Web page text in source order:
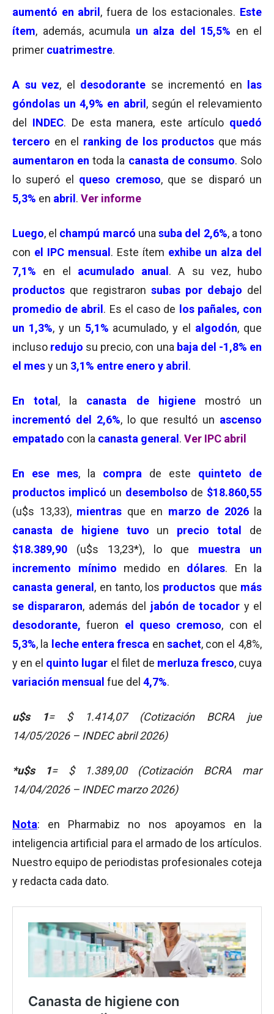
aumentó en abril , fuera de los estacionales. Este
ítem, además, acumula un alza del 15,5% en el
primer cuatrimestre.
A su vez, el desodorante se incrementó en
las
góndolas un 4,9% en abril , según el relevamiento
del
INDEC. De esta manera, este artículo quedó
tercero en el ranking de los productos que más
aumentaron en toda la canasta de consumo. Solo
lo superó el queso cremoso, que se disparó un
5,3% en abril . Ver informe
Luego, el champú marcó una suba del 2,6%, a tono
con el IPC mensual . Este ítem exhibe un alza del
7,1% en el acumulado anual . A su vez, hubo
productos que registraron subas por debajo del
promedio de abril . Es el caso de
los pañales, con
un 1,3%, y un 5,1% acumulado, y el algodón, que
incluso redujo su precio, con una baja del -1,8% en
el mesy un 3,1% entre enero y abril .
En total , la canasta de higiene mostró un
incrementó del 2,6%, lo que resultó un ascenso
empatado con la canasta general . Ver IPC abril
En ese mes, la compra de este quinteto de
productos implicó un desembolso de $18.860,55
(u$s 13,33), mientras que en marzo de 2026la
canasta de higiene
tuvo un precio total
de
$18.389,90 (u$s 13,23*), lo que muestra un
incremento mínimo medido en dólares. En la
canasta general , en tanto, los productos que más
se dispararon, además del jabón de tocador y el
desodorante,fueron el queso cremoso, con el
5,3%, la leche entera fresca en sachet, con el 4,8%,
y en el quinto lugar el filet de merluza fresco, cuya
variación mensual fue del 4,7%.
u$s 1= $ 1.414,07 (Cotización BCRA jue
14/05/2026 – INDEC abril 2026)
*u$s 1= $ 1.389,00 (Cotización BCRA mar
14/04/2026 – INDEC marzo 2026)
Nota: en Pharmabiz no nos apoyamos en la
inteligencia artificial para el armado de los artículos.
Nuestro equipo de periodistas profesionales coteja
y redacta cada dato.